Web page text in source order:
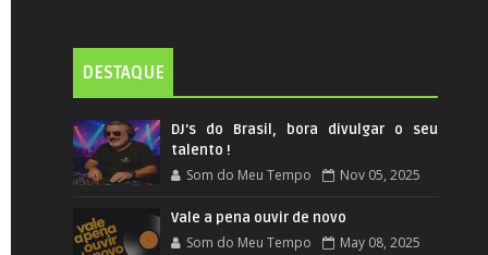
DESTAQUE
DJ's do Brasil, bora divulgar o seu
talento !
Som do Meu Tempo Nov 05, 2025
Vale a pena ouvir de novo
Som do Meu Tempo May 08, 2025